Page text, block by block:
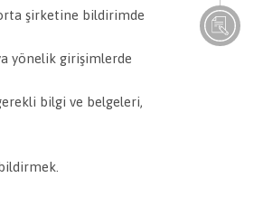
şirketine bildirimde
yönelik girişimlerde
bilgi ve belgeleri,